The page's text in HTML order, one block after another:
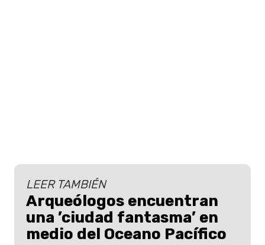
LEER TAMBIÉN
Arqueólogos encuentran
una ’ciudad fantasma’ en
medio del Oceano Pacífico